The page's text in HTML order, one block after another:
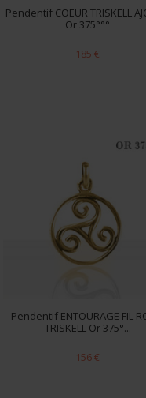
Pendentif COEUR TRISKELL
Or 375°°°
185 €
Pendentif ENTOURAGE FIL
TRISKELL Or 375°...
156 €